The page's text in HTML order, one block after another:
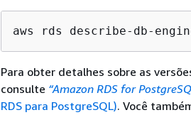
aws rds describe-db-
Para obter detalhes sobre as
consulte “Amazon RDS for
RDS para PostgreSQL). Você